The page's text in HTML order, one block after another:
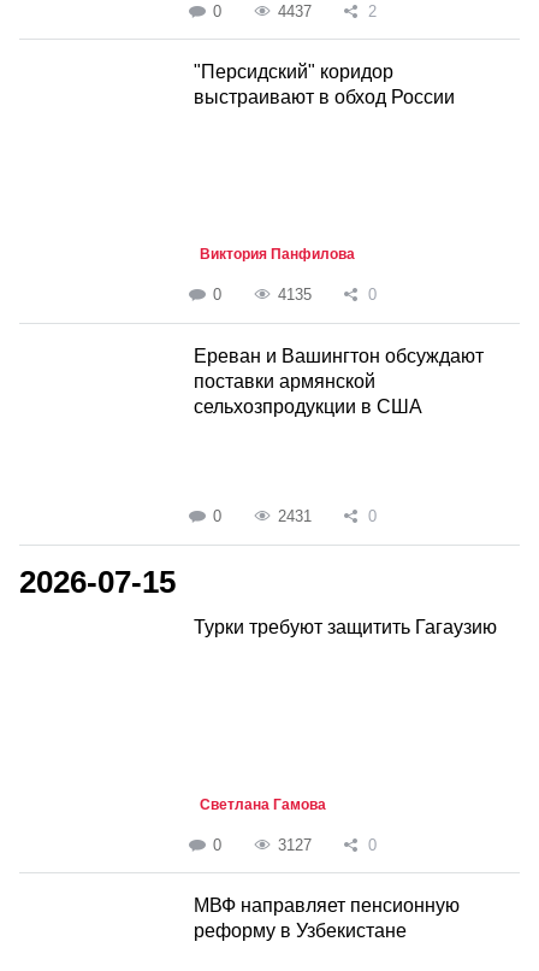
0 4437 2
"Персидский" коридор
выстраивают в обход России
Виктория Панфилова
0 4135 0
Ереван и Вашингтон обсуждают
поставки армянской
сельхозпродукции в США
0 2431 0
2026-07-15
Турки требуют защитить Гагаузию
Светлана Гамова
0 3127 0
МВФ направляет пенсионную
реформу в Узбекистане